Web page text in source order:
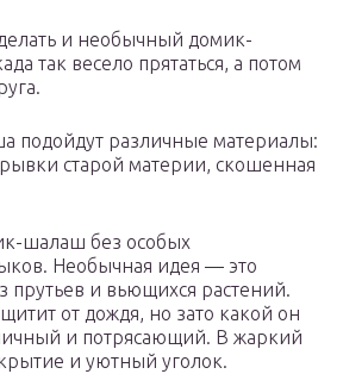
и необычный домик-
так весело прятаться, а потом
подойдут различные материалы:
старой материи, скошенная
шалаш без особых
Необычная идея — это
прутьев и вьющихся растений.
от дождя, но зато какой он
и потрясающий. В жаркий
и уютный уголок.